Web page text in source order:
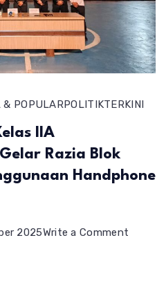
& POPULARPOLITIKTERKINI
IIA
Razia Blok
Handphone
2025Write a Comment